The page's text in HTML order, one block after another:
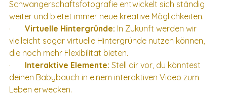
Schwangerschaftsfotografie entwickelt sich ständig
weiter und bietet immer neue kreative Möglichkeiten.
· Virtuelle Hintergründe: In Zukunft werden wir
vielleicht sogar virtuelle Hintergründe nutzen können,
die noch mehr Flexibilität bieten.
· Interaktive Elemente: Stell dir vor, du könntest
deinen Babybauch in einem interaktiven Video zum
Leben erwecken.